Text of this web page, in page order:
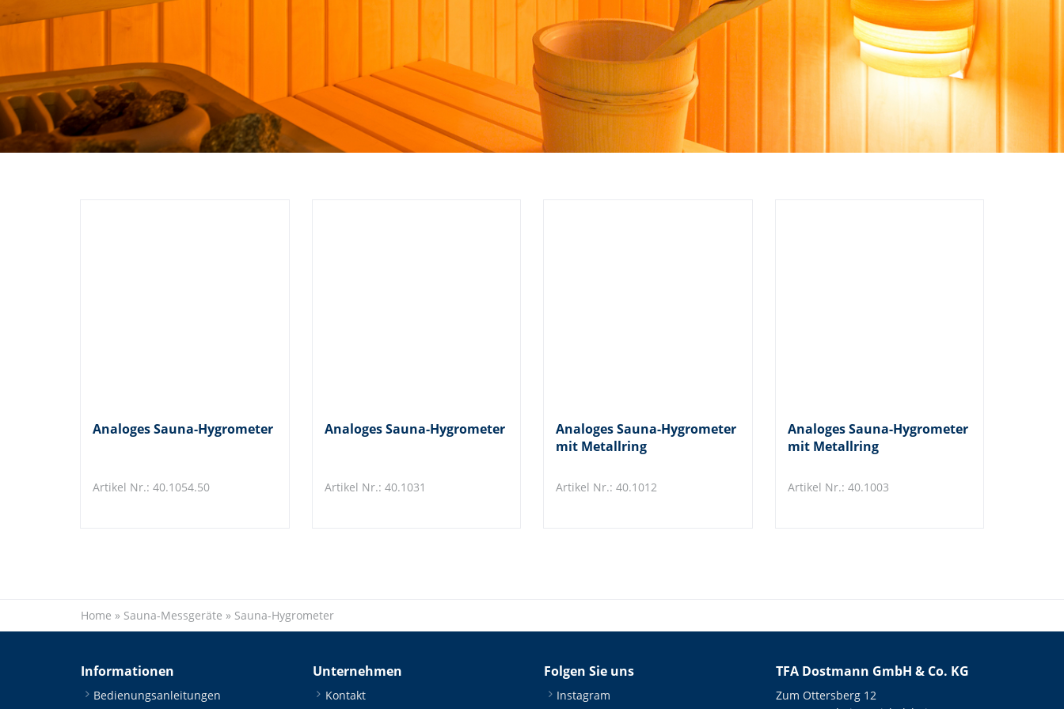
Analoges Sauna-Hygrometer
Artikel Nr.: 40.1054.50
Analoges Sauna-Hygrometer
Artikel Nr.: 40.1031
Analoges Sauna-Hygrometer
mit Metallring
Artikel Nr.: 40.1012
Analoges Sauna-Hygrometer
mit Metallring
Artikel Nr.: 40.1003
Home » Sauna-Messgeräte » Sauna-Hygrometer
Informationen
Bedienungsanleitungen
Unternehmen
Kontakt
Folgen Sie uns
Instagram
TFA Dostmann GmbH & Co. KG
Zum Ottersberg 12